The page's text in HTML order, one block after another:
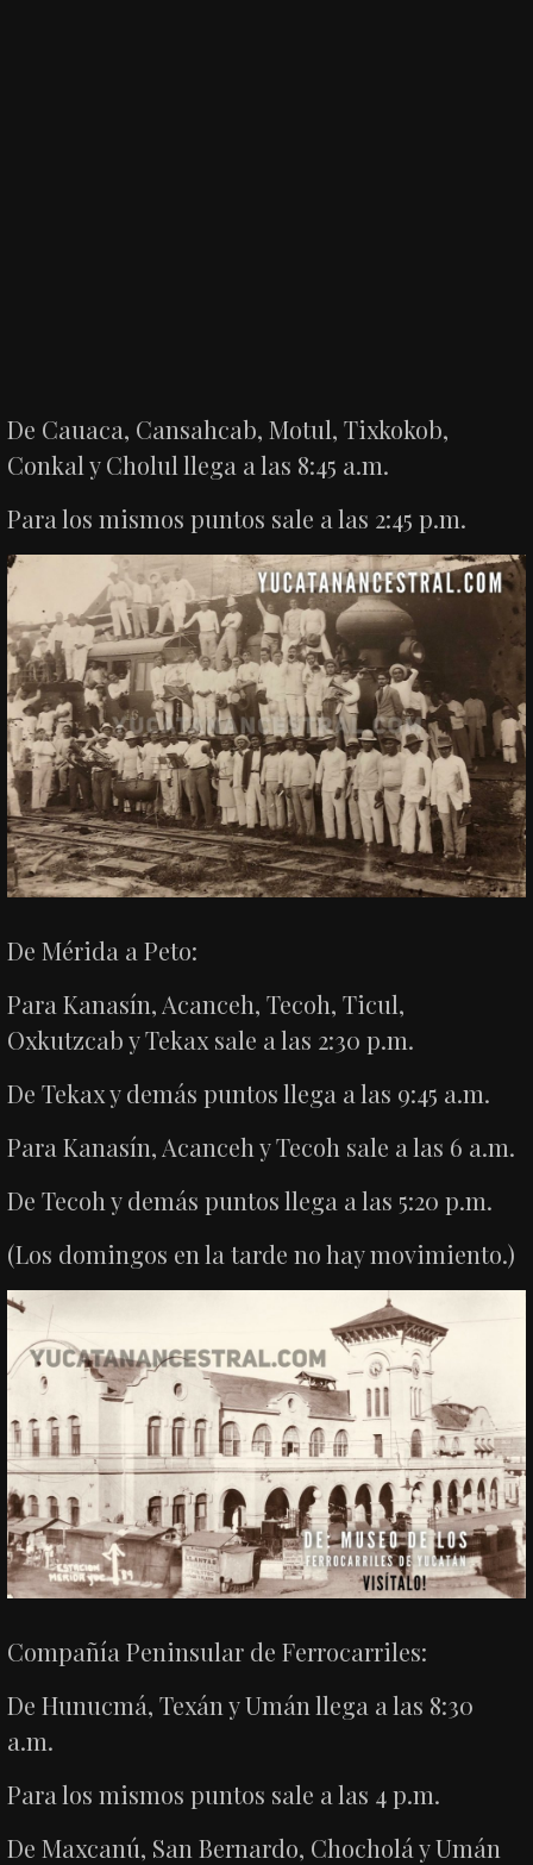
De Cauaca, Cansahcab, Motul, Tixkokob,
Conkal y Cholul llega a las 8:45 a.m.
Para los mismos puntos sale a las 2:45 p.m.
De Mérida a Peto:
Para Kanasín, Acanceh, Tecoh, Ticul,
Oxkutzcab y Tekax sale a las 2:30 p.m.
De Tekax y demás puntos llega a las 9:45 a.m.
Para Kanasín, Acanceh y Tecoh sale a las 6 a.m.
De Tecoh y demás puntos llega a las 5:20 p.m.
(Los domingos en la tarde no hay movimiento.)
Compañía Peninsular de Ferrocarriles:
De Hunucmá, Texán y Umán llega a las 8:30
a.m.
Para los mismos puntos sale a las 4 p.m.
De Maxcanú, San Bernardo, Chocholá y Umán